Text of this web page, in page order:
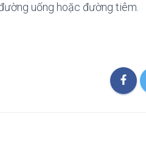
uống hoặc đường tiêm.